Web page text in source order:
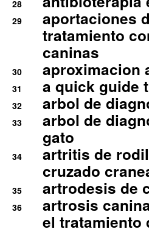
28
29
aportaciones
tratamiento
caninas
30 aproximacion
31 a quick guide
32 arbol de
33
arbol de
gato
34
artritis de
cruzado
35 artrodesis de
36
artrosis
el tratamiento